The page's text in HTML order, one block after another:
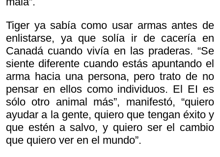
Tiger ya sabía como usar armas antes de
enlistarse, ya que solía ir de cacería en
Canadá cuando vivía en las praderas. “Se
siente diferente cuando estás apuntando el
arma hacia una persona, pero trato de no
pensar en ellos como individuos. El EI es
sólo otro animal más”, manifestó, “quiero
ayudar a la gente, quiero que tengan éxito y
que estén a salvo, y quiero ser el cambio
que quiero ver en el mundo”.